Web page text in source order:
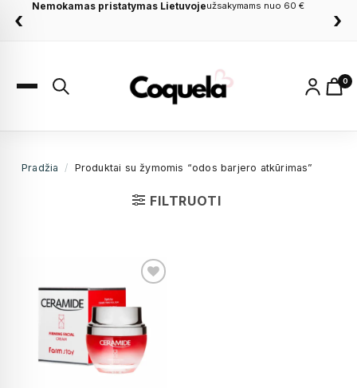
‹
Nemokamas pristatymas Lietuvojeužsakymams nuo 60 €
›
0
Pradžia / Produktai su žymomis “odos barjero atkūrimas”
FILTRUOTI